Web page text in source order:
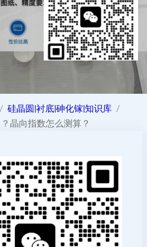
硅晶圆|衬底|砷化镓|知识库
晶向指数怎么测算？